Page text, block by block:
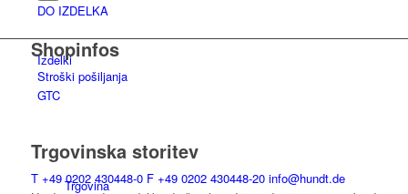
Izdelki
Trgovina
DO IZDELKA
Shopinfos
Stroški pošiljanja
GTC
Trgovinska storitev
T +49 0202 430448-0 F +49 0202 430448-20 info@hundt.de